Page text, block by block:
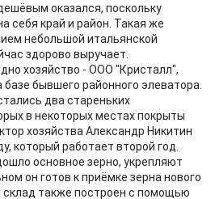
оказался, поскольку
себя край и район. Такая же
небольшой итальянской
здорово выручает.
хозяйство - ООО "Кристалл",
бывшего районного элеватора.
два стареньких
в некоторых местах покрыты
хозяйства Александр Никитин
который работает второй год.
основное зерно, укрепляют
он готов к приёмке зерна нового
склад также построен с помощью